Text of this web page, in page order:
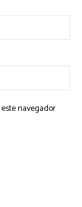
navegador